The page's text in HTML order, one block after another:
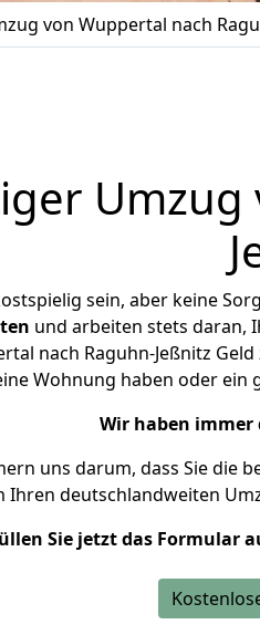
von Wuppertal nach
sein, aber keine
und arbeiten stets daran,
nach Raguhn-Jeßnitz
Wohnung haben oder
Wir haben immer
uns darum, dass Sie die
Ihren deutschlandweiten
Sie jetzt das Formular